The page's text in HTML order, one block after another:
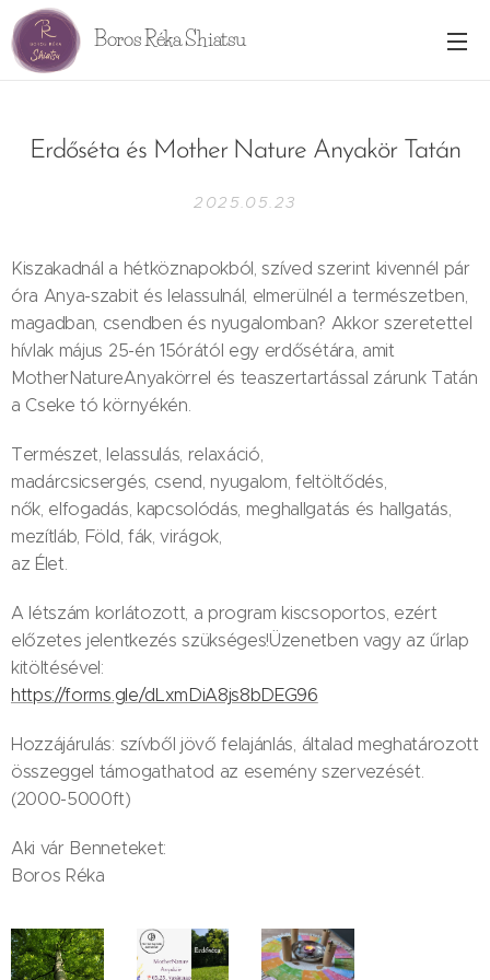
Boros Réka Shiatsu
Erdőséta és Mother Nature Anyakör Tatán
2025.05.23
Kiszakadnál a hétköznapokból, szíved szerint kivennél pár
óra Anya-szabit és lelassulnál, elmerülnél a természetben,
magadban, csendben és nyugalomban? Akkor szeretettel
hívlak május 25-én 15órától egy erdősétára, amit
MotherNatureAnyakörrel és teaszertartással zárunk Tatán
a Cseke tó környékén.
Természet, lelassulás, relaxáció,
madárcsicsergés, csend, nyugalom, feltöltődés,
nők, elfogadás, kapcsolódás, meghallgatás és hallgatás,
mezítláb, Föld, fák, virágok,
az Élet.
A létszám korlátozott, a program kiscsoportos, ezért
előzetes jelentkezés szükséges!Üzenetben vagy az űrlap
kitöltésével:
https://forms.gle/dLxmDiA8js8bDEG96
Hozzájárulás: szívből jövő felajánlás, általad meghatározott
összeggel támogathatod az esemény szervezését.
(2000-5000ft)
Aki vár Benneteket:
Boros Réka